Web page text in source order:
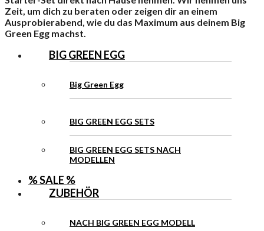
Zeit, um dich zu beraten oder zeigen dir an einem
Ausprobierabend, wie du das Maximum aus deinem Big
Green Egg machst.
BIG GREEN EGG
Big Green Egg
BIG GREEN EGG SETS
BIG GREEN EGG SETS NACH
MODELLEN
% SALE %
ZUBEHÖR
NACH BIG GREEN EGG MODELL